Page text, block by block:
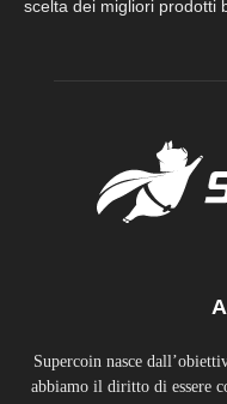
scelta dei migliori prodotti
Supercoin nasce
abbiamo il diritto di essere